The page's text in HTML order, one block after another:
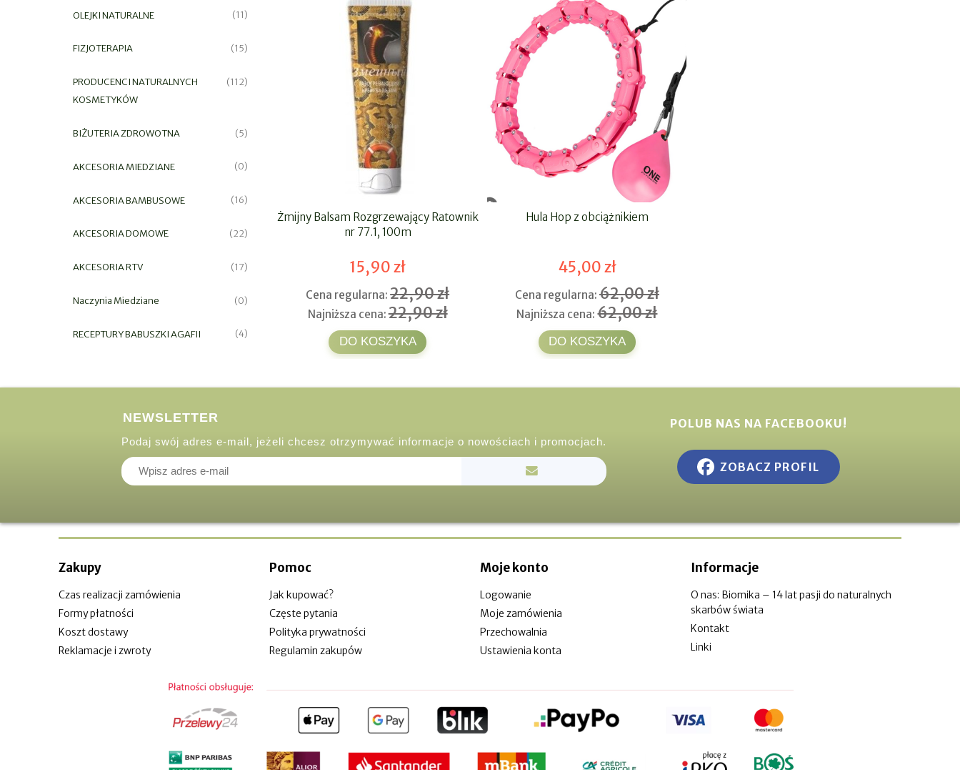
OLEJKI NATURALNE (11)
FIZJOTERAPIA (15)
PRODUCENCI NATURALNYCH
KOSMETYKÓW
(112)
BIŻUTERIA ZDROWOTNA (5)
AKCESORIA MIEDZIANE (0)
AKCESORIA BAMBUSOWE (16)
AKCESORIA DOMOWE (22)
AKCESORIA RTV (17)
Naczynia Miedziane (0)
RECEPTURY BABUSZKI AGAFII (4)
Żmijny Balsam Rozgrzewający Ratownik
nr 77.1, 100m
15,90 zł
Cena regularna:22,90 zł
Najniższa cena:22,90 zł
DO KOSZYKA
Hula Hop z obciążnikiem
45,00 zł
Cena regularna: 62,00 zł
Najniższa cena:62,00 zł
DO KOSZYKA
NEWSLETTER
Podaj swój adres e-mail, jeżeli chcesz otrzymywać informacje o nowościach i promocjach.
POLUB NAS NA FACEBOOKU!
ZOBACZ PROFIL
Zakupy
Czas realizacji zamówienia
Formy płatności
Koszt dostawy
Reklamacje i zwroty
Pomoc
Jak kupować?
Częste pytania
Polityka prywatności
Regulamin zakupów
Moje konto
Logowanie
Moje zamówienia
Przechowalnia
Ustawienia konta
Informacje
O nas: Biomika – 14 lat pasji do naturalnych
skarbów świata
Kontakt
Linki